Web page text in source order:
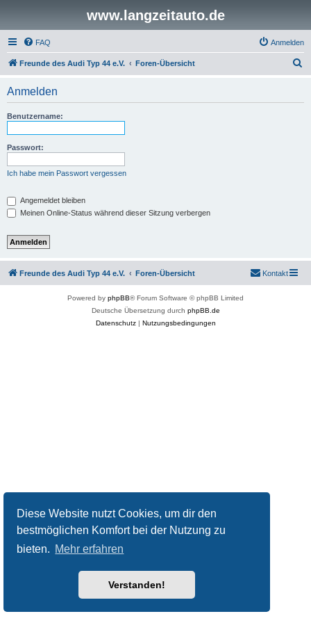
Diese Website nutzt Cookies, um dir den
bestmöglichen Komfort bei der Nutzung zu
bieten. Mehr erfahren
Verstanden!
www.langzeitauto.de
FAQ Anmelden
Freunde des Audi Typ 44 e.V. Foren-Übersicht
Anmelden
Benutzername:
Passwort:
Ich habe mein Passwort vergessen
Angemeldet bleiben
Meinen Online-Status während dieser Sitzung verbergen
Freunde des Audi Typ 44 e.V. Foren-Übersicht Kontakt
Powered by phpBB® Forum Software © phpBB Limited
Deutsche Übersetzung durch phpBB.de
Datenschutz| Nutzungsbedingungen